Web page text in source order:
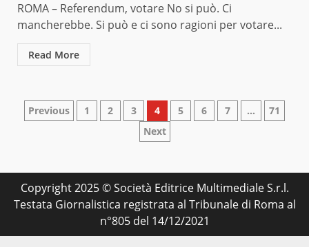
ROMA – Referendum, votare No si può. Ci
mancherebbe. Si può e ci sono ragioni per votare...
Read More
Paginazione
articoli
Previous 1 2 3 4 5 6 7 …
71
Next
Copyright 2025 © Società Editrice Multimediale S.r.l.
Testata Giornalistica registrata al Tribunale di Roma al
n°805 del 14/12/2021